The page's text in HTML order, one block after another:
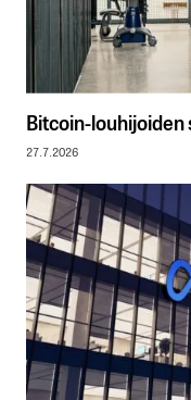
Bitcoin-
27.7.2026